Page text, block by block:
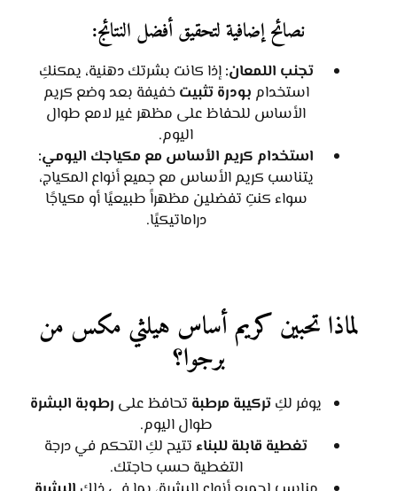
نصائح إضافية لتحقيق أفضل النتائج:
تجنب اللمعان:إذا كانت بشرتك دهنية، يمكنكِ
استخدام بودرة تثبيتخفيفة بعد وضع كريم
الأساس للحفاظ على مظهر غير لامع طوال
اليوم.
استخدام كريم الأساس مع مكياجك اليومي:
يتناسب كريم الأساس مع جميع أنواع المكياج،
سواء كنتِ تفضلين مظهراً طبيعيًا أو مكياجًا
دراماتيكيًا.
لماذا تحبين كريم أساس هيلثي مكس من
برجوا؟
يوفر لكِتركيبة مرطبة تحافظ على رطوبة البشرة
طوال اليوم.
تغطية قابلة للبناء تتيح لكِ التحكم في درجة
التغطية حسب حاجتك.